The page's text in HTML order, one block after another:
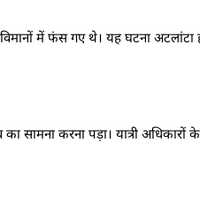
में फंस गए थे। यह घटना अटलांटा
करना पड़ा। यात्री अधिकारों